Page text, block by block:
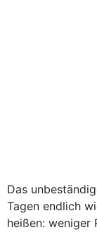
Das
Tagen endlich
heißen: weniger